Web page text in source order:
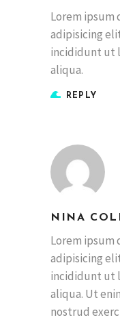
Lorem
adipisicing
incididunt ut
aliqua.
REPLY
NINA
Lorem
adipisicing
incididunt ut
aliqua. Ut
nostrud